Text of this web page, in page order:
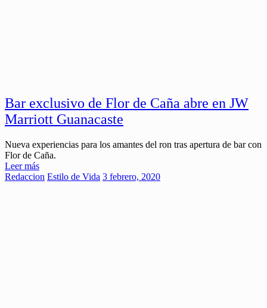
Bar exclusivo de Flor de Caña abre en JW
Marriott Guanacaste
Nueva experiencias para los amantes del ron tras apertura de bar con
Flor de Caña.
Leer más
Redaccion Estilo de Vida 3 febrero, 2020